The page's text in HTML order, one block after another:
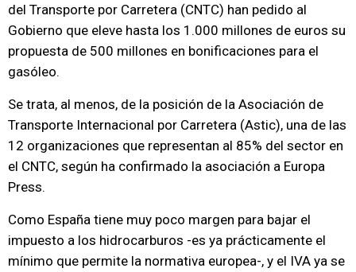
del Transporte por Carretera (CNTC) han pedido al
Gobierno que eleve hasta los 1.000 millones de euros su
propuesta de 500 millones en bonificaciones para el
gasóleo.
Se trata, al menos, de la posición de la Asociación de
Transporte Internacional por Carretera (Astic), una de las
12 organizaciones que representan al 85% del sector en
el CNTC, según ha confirmado la asociación a Europa
Press.
Como España tiene muy poco margen para bajar el
impuesto a los hidrocarburos -es ya prácticamente el
mínimo que permite la normativa europea-, y el IVA ya se